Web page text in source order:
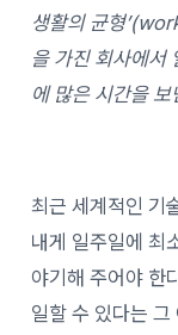
생활의 균형
을 가진 회사에서
에 많은 시간을 보
최근 세계적인 기
내게 일주일에 최
야기해 주어야 한
일할 수 있다는